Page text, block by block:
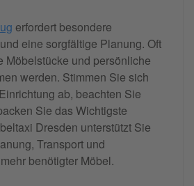
erfordert besondere
eine sorgfältige Planung. Oft
Möbelstücke und persönliche
werden. Stimmen Sie sich
ab, beachten Sie
Sie das Wichtigste
Dresden unterstützt Sie
Transport und
benötigter Möbel.